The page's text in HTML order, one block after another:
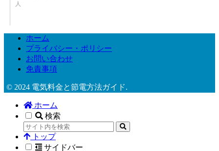
人
ホーム
プライバシー・ポリシー
お問い合わせ
免責事項
© 2024 電気料金と節電方法ガイド.
ホーム
検索
トップ
サイドバー